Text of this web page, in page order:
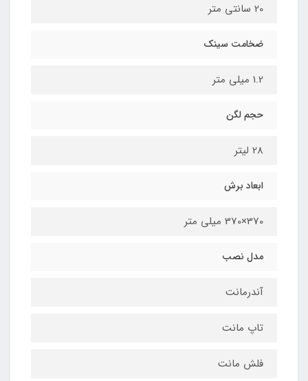
20 سانتی متر
ضخامت سینک
1.2 میلی متر
حجم لگن
28 لیتر
ابعاد برش
370×370 میلی متر
مدل نصب
آندرمانت
تاپ مانت
فلش مانت